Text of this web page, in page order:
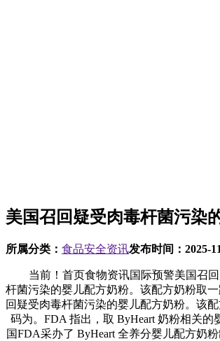
美国召回疑受肉毒杆菌污染
所属分类： 食品安全资讯发布时间： 2025-
当前！首页食物资讯国际预警美国召回
杆菌污染的婴儿配方奶粉。该配方奶粉取
回疑受肉毒杆菌污染的婴儿配方奶粉。该
码为。FDA 指出，取 ByHeart 奶粉相关
国FDA采办了 ByHeart 全养分婴儿配方奶